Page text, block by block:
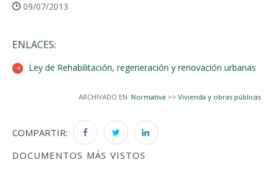
09/07/2013
ENLACES:
Ley de Rehabilitación, regeneración y renovación urbanas
ARCHIVADO EN: Normativa >> Vivienda y obras públicas
COMPARTIR:
DOCUMENTOS MÁS VISTOS